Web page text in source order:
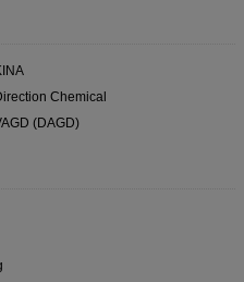
Chemical
(DAGD)